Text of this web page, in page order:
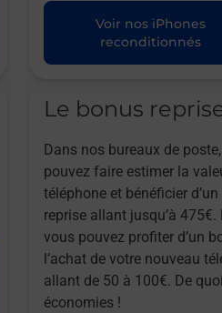
Voir nos iPhones
reconditionnés
Le bonus
Dans nos bureaux de
pouvez faire estimer la
téléphone et bénéficier
reprise allant jusqu’à 475€.
vous pouvez profiter d’un
l’achat de votre nouveau
allant de 50 à 100€. De
économies !